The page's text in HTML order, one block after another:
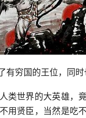
穷国的王位，同时
类世界的大英雄，
用贤臣，当然是吃